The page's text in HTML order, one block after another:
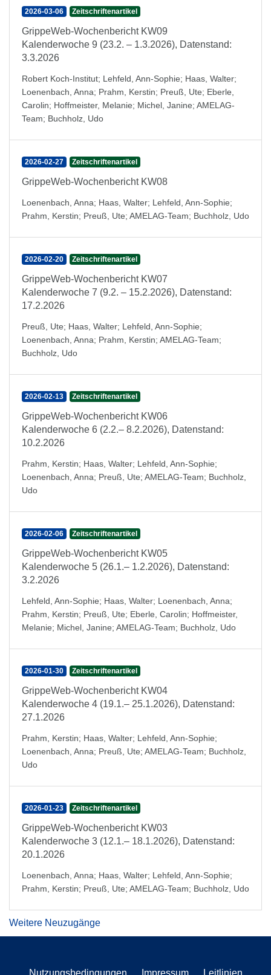
2026-03-06 Zeitschriftenartikel
GrippeWeb-Wochenbericht KW09
Kalenderwoche 9 (23.2. – 1.3.2026), Datenstand:
3.3.2026
Robert Koch-Institut; Lehfeld, Ann-Sophie; Haas, Walter;
Loenenbach, Anna; Prahm, Kerstin; Preuß, Ute; Eberle,
Carolin; Hoffmeister, Melanie; Michel, Janine; AMELAG-
Team; Buchholz, Udo
2026-02-27 Zeitschriftenartikel
GrippeWeb-Wochenbericht KW08
Loenenbach, Anna; Haas, Walter; Lehfeld, Ann-Sophie;
Prahm, Kerstin; Preuß, Ute; AMELAG-Team; Buchholz, Udo
2026-02-20 Zeitschriftenartikel
GrippeWeb-Wochenbericht KW07
Kalenderwoche 7 (9.2. – 15.2.2026), Datenstand:
17.2.2026
Preuß, Ute; Haas, Walter; Lehfeld, Ann-Sophie;
Loenenbach, Anna; Prahm, Kerstin; AMELAG-Team;
Buchholz, Udo
2026-02-13 Zeitschriftenartikel
GrippeWeb-Wochenbericht KW06
Kalenderwoche 6 (2.2.– 8.2.2026), Datenstand:
10.2.2026
Prahm, Kerstin; Haas, Walter; Lehfeld, Ann-Sophie;
Loenenbach, Anna; Preuß, Ute; AMELAG-Team; Buchholz,
Udo
2026-02-06 Zeitschriftenartikel
GrippeWeb-Wochenbericht KW05
Kalenderwoche 5 (26.1.– 1.2.2026), Datenstand:
3.2.2026
Lehfeld, Ann-Sophie; Haas, Walter; Loenenbach, Anna;
Prahm, Kerstin; Preuß, Ute; Eberle, Carolin; Hoffmeister,
Melanie; Michel, Janine; AMELAG-Team; Buchholz, Udo
2026-01-30 Zeitschriftenartikel
GrippeWeb-Wochenbericht KW04
Kalenderwoche 4 (19.1.– 25.1.2026), Datenstand:
27.1.2026
Prahm, Kerstin; Haas, Walter; Lehfeld, Ann-Sophie;
Loenenbach, Anna; Preuß, Ute; AMELAG-Team; Buchholz,
Udo
2026-01-23 Zeitschriftenartikel
GrippeWeb-Wochenbericht KW03
Kalenderwoche 3 (12.1.– 18.1.2026), Datenstand:
20.1.2026
Loenenbach, Anna; Haas, Walter; Lehfeld, Ann-Sophie;
Prahm, Kerstin; Preuß, Ute; AMELAG-Team; Buchholz, Udo
Weitere Neuzugänge
Nutzungsbedingungen Impressum Leitlinien